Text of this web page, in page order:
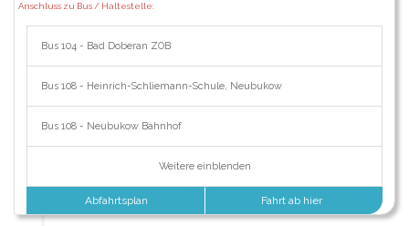
Anschluss zu Bus / Haltestelle:
Bus 104 - Bad Doberan ZOB
Bus 108 - Heinrich-Schliemann-Schule, Neubukow
Bus 108 - Neubukow Bahnhof
Weitere einblenden
Abfahrtsplan Fahrt ab hier